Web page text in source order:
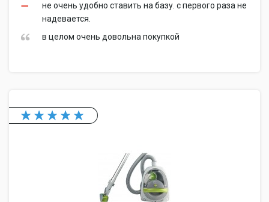
не очень удобно ставить на базу. с первого раза не
надевается.
в целом очень довольна покупкой